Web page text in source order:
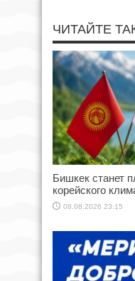
ЧИТАЙТЕ
Бишкек станет
корейского
08.08.2026 23:15